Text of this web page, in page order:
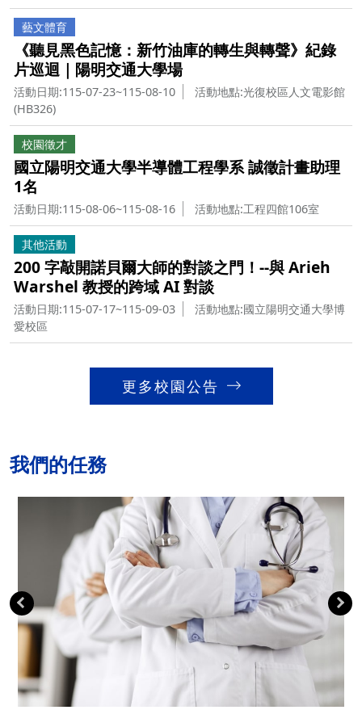
藝文體育
《聽見黑色記憶：新竹油庫的轉生與轉聲》紀錄
片巡迴｜陽明交通大學場
活動日期:115-07-23~115-08-10
活動地點:光復校區人文電影館
(HB326)
校園徵才
國立陽明交通大學半導體工程學系 誠徵計畫助理
1名
活動日期:115-08-06~115-08-16 活動地點:工程四館106室
其他活動
200 字敲開諾貝爾大師的對談之門！--與 Arieh
Warshel 教授的跨域 AI 對談
活動日期:115-07-17~115-09-03
活動地點:國立陽明交通大學博
愛校區
更多校園公告
我們的任務